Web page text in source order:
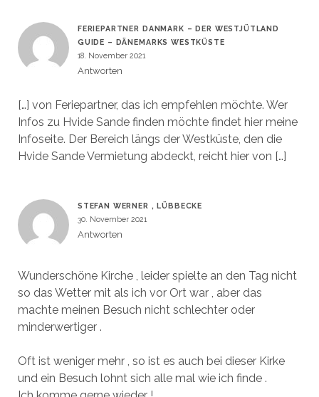
FERIEPARTNER DANMARK – DER WESTJÜTLAND
GUIDE – DÄNEMARKS WESTKÜSTE
18. November 2021
Antworten
[…] von Feriepartner, das ich empfehlen möchte. Wer
Infos zu Hvide Sande finden möchte findet hier meine
Infoseite. Der Bereich längs der Westküste, den die
Hvide Sande Vermietung abdeckt, reicht hier von […]
STEFAN WERNER , LÜBBECKE
30. November 2021
Antworten
Wunderschöne Kirche , leider spielte an den Tag nicht
so das Wetter mit als ich vor Ort war , aber das
machte meinen Besuch nicht schlechter oder
minderwertiger .
Oft ist weniger mehr , so ist es auch bei dieser Kirke
und ein Besuch lohnt sich alle mal wie ich finde .